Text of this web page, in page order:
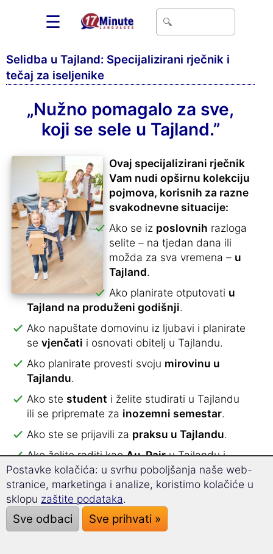
☰
Selidba u Tajland: Specijalizirani rječnik i
tečaj za iseljenike
„Nužno pomagalo za sve,
koji se sele u Tajland.”
Ovaj specijalizirani rječnik
Vam nudi opširnu kolekciju
pojmova, korisnih za razne
svakodnevne situacije:
Ako se iz poslovnih razloga
selite – na tjedan dana ili
možda za sva vremena – u
Tajland.
Ako planirate otputovati u
Tajland na produženi godišnji.
Ako napuštate domovinu iz ljubavi i planirate
se vjenčati i osnovati obitelj u Tajlandu.
Ako planirate provesti svoju mirovinu u
Tajlandu.
Ako ste student i želite studirati u Tajlandu
ili se pripremate za inozemni semestar.
Ako ste se prijavili za praksu u Tajlandu.
Ako želite raditi kaoAu-Pairu Tajlandu i
planirate tamo živjeti.
Ako Vaše dijete želi provestiškolsku godinu
u Tajlandu.
Sa specijaliziranim rječnikom za iseljenike ćete
Postavke kolačića: u svrhu poboljšanja naše web-
stranice, marketinga i analize, koristimo kolačiće u
sklopu zaštite podataka.
Sve odbaci Sve prihvati »